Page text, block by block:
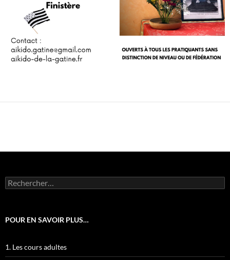
Rechercher :
POUR EN SAVOIR PLUS…
1. Les cours adultes